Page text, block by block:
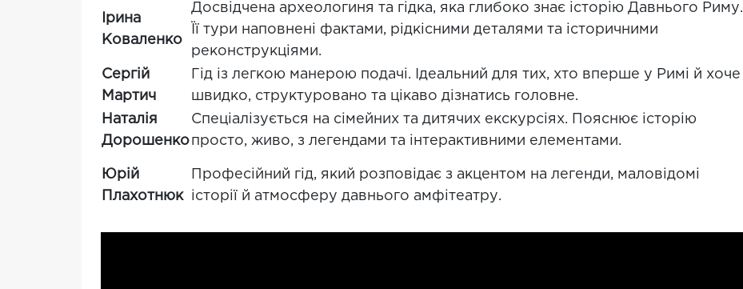
Ірина
Коваленко
Досвідчена археологиня та гідка, яка глибоко знає історію Давнього Риму.
Її тури наповнені фактами, рідкісними деталями та історичними
реконструкціями.
Сергій
Мартич
Гід із легкою манерою подачі. Ідеальний для тих, хто вперше у Римі й хоче
швидко, структуровано та цікаво дізнатись головне.
Наталія
Дорошенко
Спеціалізується на сімейних та дитячих екскурсіях. Пояснює історію
просто, живо, з легендами та інтерактивними елементами.
Юрій
Плахотнюк
Професійний гід, який розповідає з акцентом на легенди, маловідомі
історії й атмосферу давнього амфітеатру.